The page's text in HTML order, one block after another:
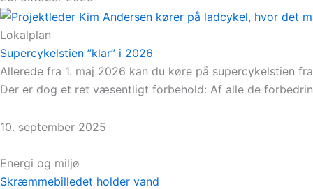
Lokalplan
Supercykelstien ”klar” i 2026
Allerede fra 1. maj 2026 kan du køre på supercykelstien
Der er dog et ret væsentligt forbehold: Af alle de
10. september 2025
Energi og miljø
Skræmmebilledet holder vand